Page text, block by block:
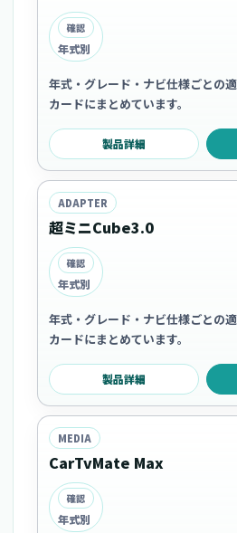
確認
年式別
年式・グレード・ナビ仕様ごとの
カードにまとめています。
製品詳細
ADAPTER
超ミニCube3.0
確認
年式別
年式・グレード・ナビ仕様ごとの
カードにまとめています。
製品詳細
MEDIA
CarTvMate Max
確認
年式別